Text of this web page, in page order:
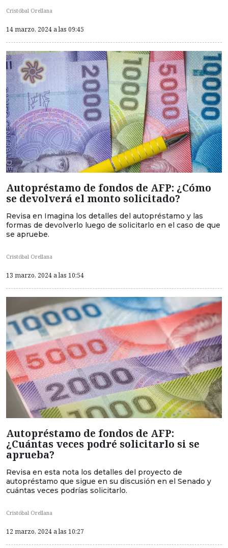
Cristóbal Orellana
14 marzo, 2024 a las 09:45
Autopréstamo de fondos de AFP: ¿Cómo
se devolverá el monto solicitado?
Revisa en Imagina los detalles del autopréstamo y las
formas de devolverlo luego de solicitarlo en el caso de que
se apruebe.
Cristóbal Orellana
13 marzo, 2024 a las 10:54
Autopréstamo de fondos de AFP:
¿Cuántas veces podré solicitarlo si se
aprueba?
Revisa en esta nota los detalles del proyecto de
autopréstamo que sigue en su discusión en el Senado y
cuántas veces podrías solicitarlo.
Cristóbal Orellana
12 marzo, 2024 a las 10:27